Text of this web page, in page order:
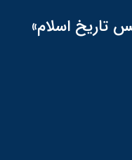
تاریخ اسلام»